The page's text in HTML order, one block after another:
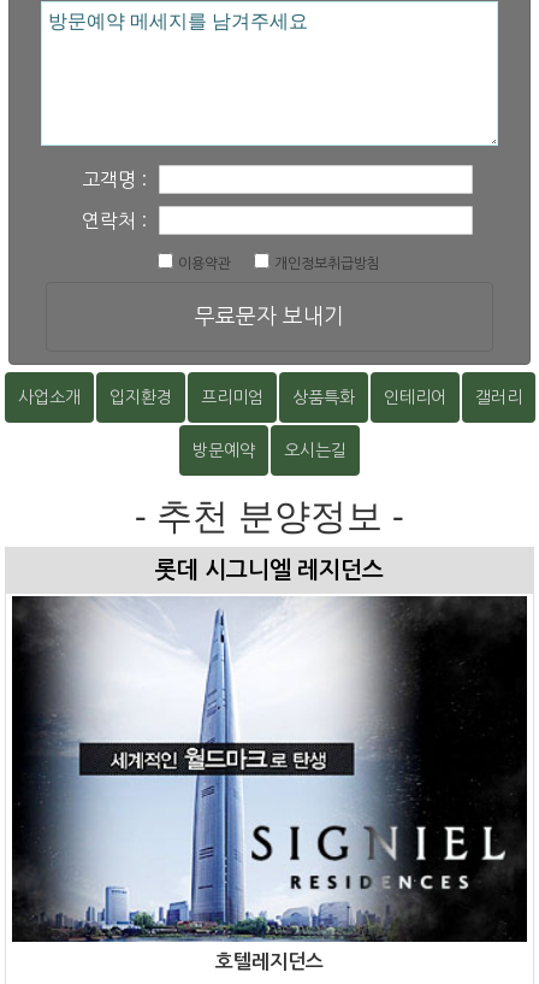
고객명 :
연락처 :
이용약관 개인정보취급방침
무료문자 보내기
사업소개 입지환경 프리미엄 상품특화 인테리어 갤러리
방문예약 오시는길
- 추천 분양정보 -
롯데 시그니엘 레지던스
호텔레지던스